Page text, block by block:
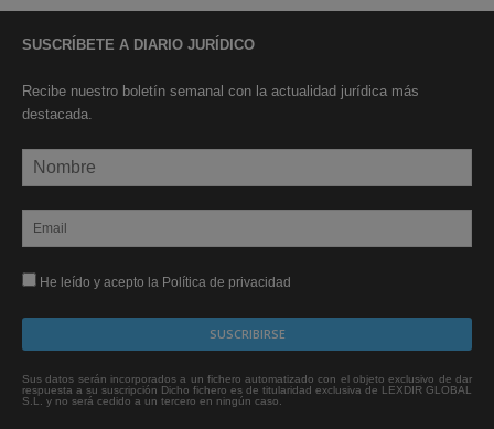
SUSCRÍBETE A DIARIO JURÍDICO
Recibe nuestro boletín semanal con la actualidad jurídica más
destacada.
He leído y acepto la Política de privacidad
Sus datos serán incorporados a un fichero automatizado con el objeto exclusivo de dar
respuesta a su suscripción Dicho fichero es de titularidad exclusiva de LEXDIR GLOBAL
S.L. y no será cedido a un tercero en ningún caso.